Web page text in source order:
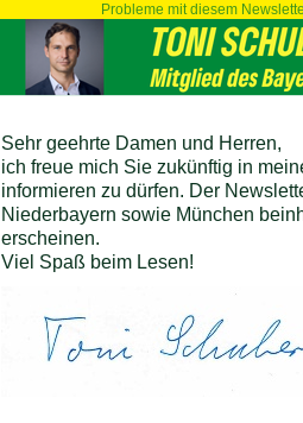
Probleme mit diesem
Sehr geehrte Damen und Herren,
ich freue mich Sie zukünftig in
informieren zu dürfen. Der
Niederbayern sowie München
erscheinen.
Viel Spaß beim Lesen!